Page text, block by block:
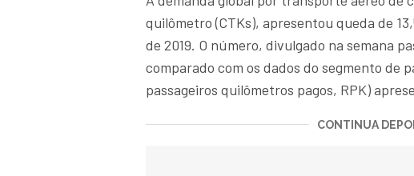
quilômetro (CTKs), apresentou queda de
de 2019. O número, divulgado na semana
comparado com os dados do segmento de
passageiros quilômetros pagos, RPK)
CONTINUA